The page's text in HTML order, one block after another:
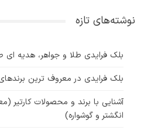
نوشته‌های تازه
بلک فرایدی طلا و جواهر، هدیه ای
بلک فرایدی در معروف ترین
آشنایی با برند و محصولات کارتیر
انگشتر و گوشواره)